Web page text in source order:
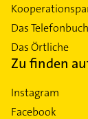
Das Telefonbuch
Das Örtliche
Zu finden
Instagram
Facebook